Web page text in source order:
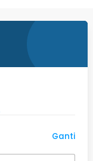
Ganti